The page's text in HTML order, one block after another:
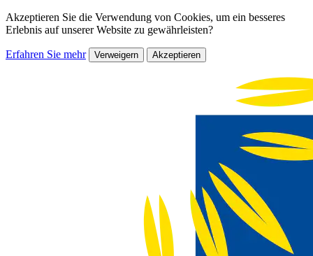
Akzeptieren Sie die Verwendung von Cookies, um ein besseres
Erlebnis auf unserer Website zu gewährleisten?
Erfahren Sie mehr Verweigern Akzeptieren